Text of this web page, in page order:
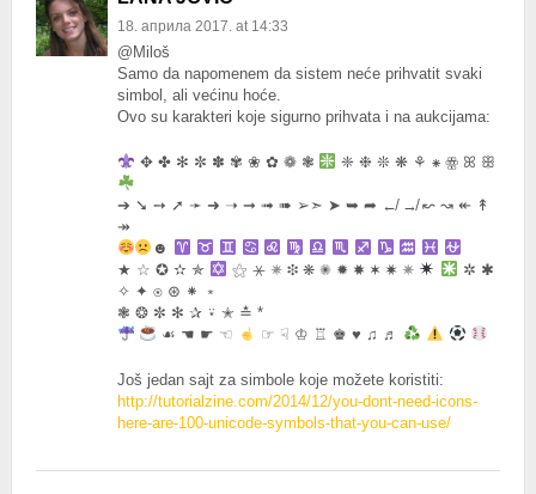
18. априла 2017. at 14:33
@Miloš
Samo da napomenem da sistem neće prihvatit svaki
simbol, ali većinu hoće.
Ovo su karakteri koje sigurno prihvata i na aukcijama:
✥ ✤ ✻ ✼ ✽ ✾ ❀ ✿ ❁ ❃ ❈ ❉ ❊ ❋ ⚘ ⁕ ꙮ ꕤ ꕥ
➔ ➘ ➙ ➚ ➛ ➜ ➝ ➞ ➟ ➠ ➢➣ ➤ ➥ ➦ ↚ ↛ ↜ ↝ ↞ ↟
↠
☻
★ ☆ ✪ ✫ ✯
⚝ ⚹ ✵ ❉ ❋ ✺ ✹ ✸ ✶ ✷ ✵
✲ ✱
✧ ✦ ⍟ ⊛ ⁕ ﹡
❃ ❂ ✼ ✻ ✰ ⍣ ✭ ≛ *
☙ ☚ ☛ ☜
☞ ☟ ♔ ♖ ♚♥ ♫ ♬
Još jedan sajt za simbole koje možete koristiti:
http://tutorialzine.com/2014/12/you-dont-need-icons-
here-are-100-unicode-symbols-that-you-can-use/